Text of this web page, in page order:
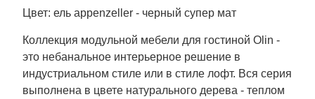
Цвет: ель appenzeller - черный супер мат
Коллекция модульной мебели для гостиной Olin -
это небанальное интерьерное решение в
индустриальном стиле или в стиле лофт. Вся серия
выполнена в цвете натурального дерева - теплом